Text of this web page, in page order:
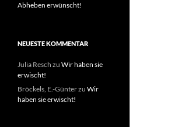
Abheben erwünscht!
NEUESTE KOMMENTAR
Julia Resch zu Wir haben sie
erwischt!
Bröckels, E.-Günterzu Wir
haben sie erwischt!